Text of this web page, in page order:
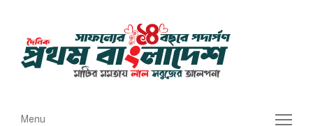
Menu
Menu